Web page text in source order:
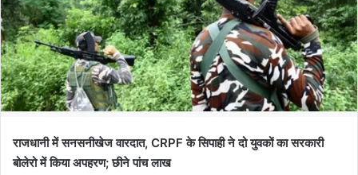
राजधानी में सनसनीखेज वारदात, CRPF के सिपाही ने दो युवकों का सरकारी
बोलेरो में किया अपहरण; छीने पांच लाख